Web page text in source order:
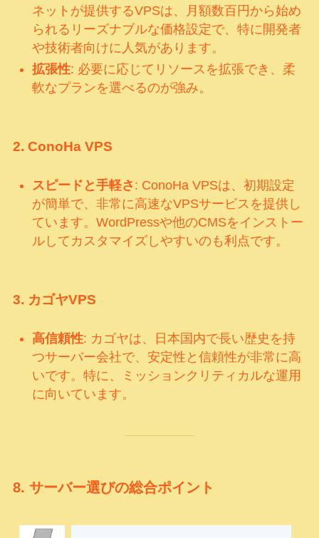
ネットが提供するVPSは、月額数百円から始め
られるリーズナブルな価格設定で、特に開発者
や技術者向けに人気があります。
拡張性: 必要に応じてリソースを拡張でき、柔
軟なプランを選べるのが強み。
2. ConoHa VPS
スピードと手軽さ : ConoHa VPSは、初期設定
が簡単で、非常に高速なVPSサービスを提供し
ています。WordPressや他のCMSをインストー
ルしてカスタマイズしやすいのも利点です。
3. カゴヤVPS
高信頼性: カゴヤは、日本国内で長い歴史を持
つサーバー会社で、安定性と信頼性が非常に高
いです。特に、ミッションクリティカルな運用
に向いています。
8. サーバー選びの総合ポイント